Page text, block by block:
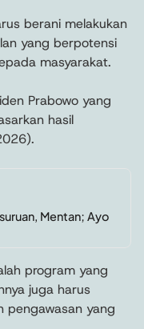
berani melakukan
yang berpotensi
masyarakat.
Prabowo yang
hasil
Mentan; Ayo
program yang
juga harus
pengawasan yang